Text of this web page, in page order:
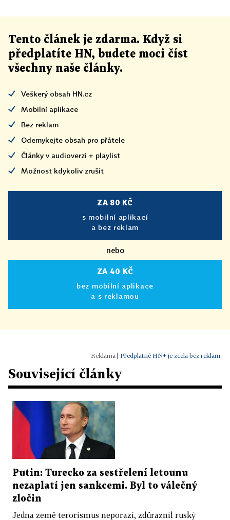
Tento článek je zdarma. Když si
předplatíte HN, budete moci číst
všechny naše články.
Veškerý obsah HN.cz
Mobilní aplikace
Bez reklam
Odemykejte obsah pro přátele
Články v audioverzi + playlist
Možnost kdykoliv zrušit
ZA 80 KČ
s mobilní aplikací
a bez reklam
nebo
ZA 40 KČ
bez mobilní aplikace
a s reklamou
Předplatné HN+ je zcela bez reklam.
Související články
Putin: Turecko za sestřelení letounu
nezaplatí jen sankcemi. Byl to válečný
zločin
Jedna země terorismus neporazí, zdůraznil ruský